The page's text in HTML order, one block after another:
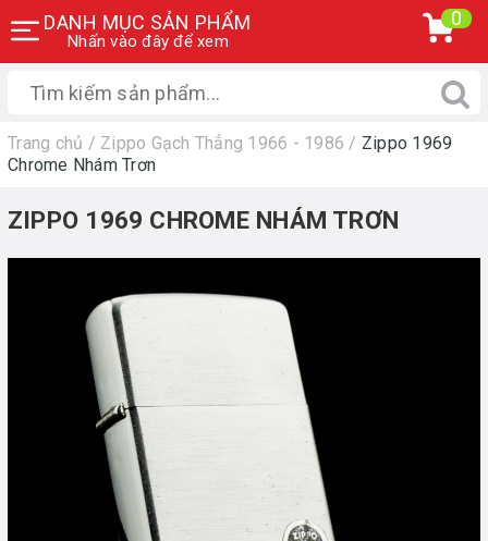
DANH MỤC SẢN PHẨM
Nhấn vào đây để xem
0
Trang chủ / Zippo Gạch Thẳng 1966 - 1986 / Zippo 1969
Chrome Nhám Trơn
ZIPPO 1969 CHROME NHÁM TRƠN